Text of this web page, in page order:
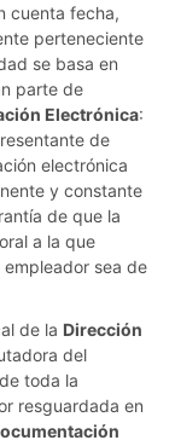
cuenta fecha,
perteneciente
se basa en
parte de
Electrónica:
de
electrónica
y constante
de que la
a la que
sea de
de la Dirección
del
toda la
resguardada en